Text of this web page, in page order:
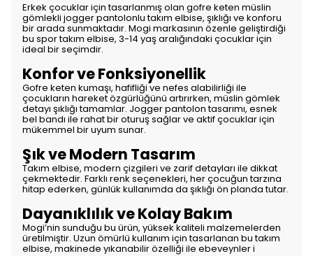
Erkek çocuklar için tasarlanmış olan gofre keten müslin
gömlekli jogger pantolonlu takım elbise, şıklığı ve konforu
bir arada sunmaktadır. Mogi markasının özenle geliştirdiği
bu spor takım elbise, 3-14 yaş aralığındaki çocuklar için
ideal bir seçimdir.
Konfor ve Fonksiyonellik
Gofre keten kumaşı, hafifliği ve nefes alabilirliği ile
çocukların hareket özgürlüğünü artırırken, müslin gömlek
detayı şıklığı tamamlar. Jogger pantolon tasarımı, esnek
bel bandı ile rahat bir oturuş sağlar ve aktif çocuklar için
mükemmel bir uyum sunar.
Şık ve Modern Tasarım
Takım elbise, modern çizgileri ve zarif detayları ile dikkat
çekmektedir. Farklı renk seçenekleri, her çocuğun tarzına
hitap ederken, günlük kullanımda da şıklığı ön planda tutar.
Dayanıklılık ve Kolay Bakım
Mogi’nin sunduğu bu ürün, yüksek kaliteli malzemelerden
üretilmiştir. Uzun ömürlü kullanım için tasarlanan bu takım
elbise, makinede yıkanabilir özelliği ile ebeveynler i